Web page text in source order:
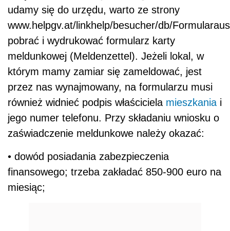
udamy się do urzędu, warto ze strony
www.helpgv.at/linkhelp/besucher/db/
pobrać i wydrukować formularz karty
meldunkowej (Meldenzettel). Jeżeli lokal, w
którym mamy zamiar się zameldować, jest
przez nas wynajmowany, na formularzu musi
również widnieć podpis właściciela mieszkania i
jego numer telefonu. Przy składaniu wniosku o
zaświadczenie meldunkowe należy okazać:
• dowód posiadania zabezpieczenia
finansowego; trzeba zakładać 850-900 euro na
miesiąc;